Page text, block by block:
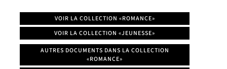
VOIR LA COLLECTION «ROMANCE»
VOIR LA COLLECTION «JEUNESSE»
AUTRES DOCUMENTS DANS LA COLLECTION
«ROMANCE»